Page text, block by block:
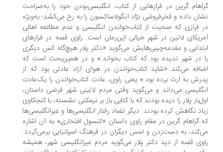
گرین در فرازهایی از کتاب، انگلیسی‌بودن خود را به‌صراحت
داده و فخرفروشی نژاد آنگولاساکسون را به رخ می‌کشد؛ به‌ویژه
فرازی که صحبت از کتاب‌خواندن انگلیسی و عدم مطالعه اهالی
لاتین در شهرِ خیالی این‌رمان است. راوی قصه در فرازهای
و مقدمه‌چینی‌هایش می‌گوید «دکتر پلار هیچ‌گاه کسِ دیگری
در شهر ندیده بود که کتاب بخواند.» و در همین‌بحث است که
می‌کند «شاید کتاب‌خواندن در هوای آزاد عادتی بود که از
به ارث برده بود.» یعنی راوی، عادت‌ِ کتاب‌خواندن را یک‌عادت
می‌داند و می‌گوید وقتی مردم لاتینی شهر فرضی داستان،
پلار را دیده بودند که با کتابی باز بر نیمکتی نشسته، با کنجکاوی
نگاهش کرده بودند. دیگر تضاد رفتار انگلیسی‌ها و غیرانگلیسی‌ها
گراهام گرین در مقام راوی داستان «کنسول افتخاری» به آن اشاره
به دست‌زدن و لمس دیگران در فرهنگ اسپانیایی برمی‌گردد.
قصه از دید دکتر پلار می‌گوید مردم غیرانگلیسی شهر، همیشه